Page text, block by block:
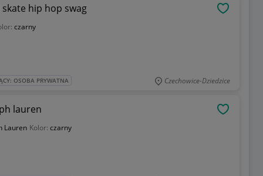
hip hop swag
czarny
OSOBA PRYWATNA Czechowice-Dziedzice
lauren
Lauren Kolor: czarny